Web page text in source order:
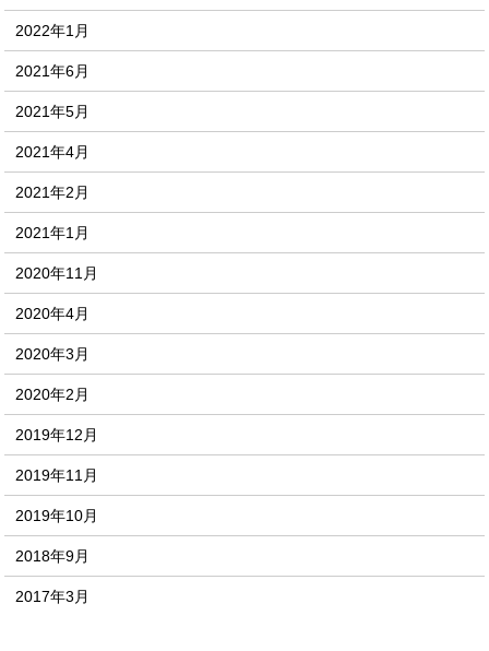
2022年1月
2021年6月
2021年5月
2021年4月
2021年2月
2021年1月
2020年11月
2020年4月
2020年3月
2020年2月
2019年12月
2019年11月
2019年10月
2018年9月
2017年3月